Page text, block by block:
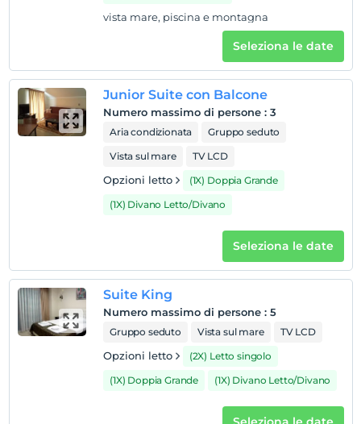
En erken saat 14:00 ve sonrası
L'ultimo 12:00 e prima
animale domestico
Animali non ammessi
fumare
camere non fumatori
I bambini di età inferiore a 2 non vengono addebitati
vista mare, piscina e montagna
Seleziona le date
Junior Suite con Balcone
Numero massimo di persone : 3
Aria condizionata
Gruppo seduto
Vista sul mare
TV LCD
Opzioni letto
(1X) Doppia Grande
(1X) Divano Letto/Divano
Seleziona le date
Suite King
Numero massimo di persone : 5
Gruppo seduto Vista sul mare TV LCD
Opzioni letto
(2X) Letto singolo
(1X) Doppia Grande
(1X) Divano Letto/Divano